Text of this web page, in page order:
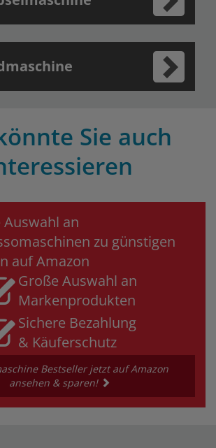
Sie auch
Auswahl an
zu günstigen
auf Amazon
Große Auswahl an
Markenprodukten
Sichere Bezahlung
& Käuferschutz
Bestseller jetzt auf Amazon
ansehen & sparen!